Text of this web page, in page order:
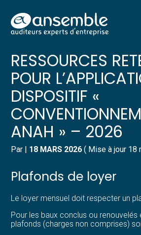
Aller
au
Créer et reprendre une activité
Gérer votre quotidien
Piloter votre entreprise
Développer votre entreprise
Construire votre patrimoine
Structurer votre croissance
Être prêt pour la facturation
Pilotez votre gestion
Suivre votre comptabilité
Gérer vos ressources humaines
Dématérialiser vos documents
PLAFONDS DE
RESSOURCES
POUR
DISPOSITIF «
ANAH » – 2026
Par | 18 MARS 2026 ( Mise à jour 18
Plafonds de loyer
Le loyer mensuel doit respecter un
Pour les baux conclus ou renouvelés
plafonds (charges non comprises)